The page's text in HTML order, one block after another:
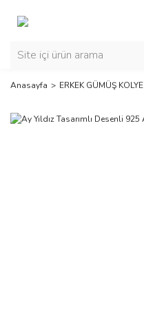
Anasayfa ERKEK GÜMÜŞ KOLYE